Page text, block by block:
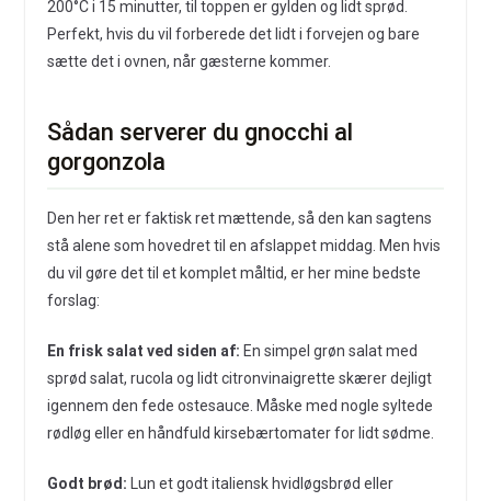
200°C i 15 minutter, til toppen er gylden og lidt sprød.
Perfekt, hvis du vil forberede det lidt i forvejen og bare
sætte det i ovnen, når gæsterne kommer.
Sådan serverer du gnocchi al
gorgonzola
Den her ret er faktisk ret mættende, så den kan sagtens
stå alene som hovedret til en afslappet middag. Men hvis
du vil gøre det til et komplet måltid, er her mine bedste
forslag:
En frisk salat ved siden af: En simpel grøn salat med
sprød salat, rucola og lidt citronvinaigrette skærer dejligt
igennem den fede ostesauce. Måske med nogle syltede
rødløg eller en håndfuld kirsebærtomater for lidt sødme.
Godt brød: Lun et godt italiensk hvidløgsbrød eller